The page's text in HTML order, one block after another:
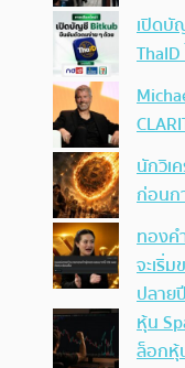
เปิดบั
นักวิเ
ก่อนก
ทองค
จะเริ่
ปลาย
หุ้น
ล็อกหุ้